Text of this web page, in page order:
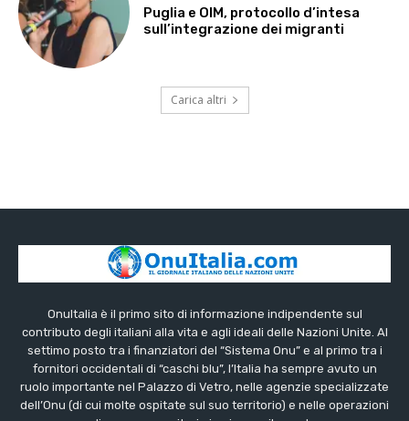
Puglia e OIM, protocollo d’intesa
sull’integrazione dei migranti
Carica altri
OnuItalia è il primo sito di informazione indipendente sul
contributo degli italiani alla vita e agli ideali delle Nazioni Unite. Al
settimo posto tra i finanziatori del “Sistema Onu” e al primo tra i
fornitori occidentali di “caschi blu”, l’Italia ha sempre avuto un
ruolo importante nel Palazzo di Vetro, nelle agenzie specializzate
dell’Onu (di cui molte ospitate sul suo territorio) e nelle operazioni